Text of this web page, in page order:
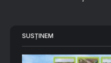
SUSȚINEM